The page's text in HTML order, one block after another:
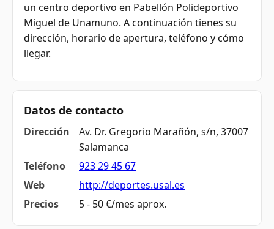
un centro deportivo en Pabellón Polideportivo
Miguel de Unamuno. A continuación tienes su
dirección, horario de apertura, teléfono y cómo
llegar.
Datos de contacto
Dirección
Av. Dr. Gregorio Marañón, s/n, 37007
Salamanca
Teléfono
923 29 45 67
Web
http://deportes.usal.es
Precios
5 - 50 €/mes aprox.